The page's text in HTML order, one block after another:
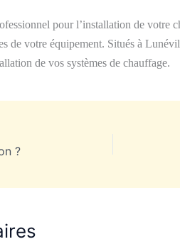
pour l’installation de votre
de votre équipement. Situés à
de vos systèmes de chauffage.
?